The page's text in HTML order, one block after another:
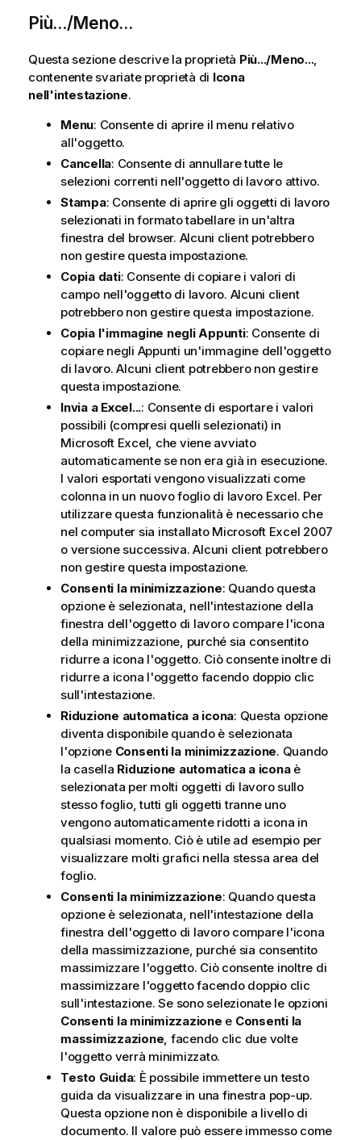
Più.../Meno...
Questa sezione descrive la proprietà Più.../Meno...,
contenente svariate proprietà di Icona
nell'intestazione.
Menu: Consente di aprire il menu relativo
all'oggetto.
Cancella: Consente di annullare tutte le
selezioni correnti nell'oggetto di lavoro attivo.
Stampa: Consente di aprire gli oggetti di lavoro
selezionati in formato tabellare in un'altra
finestra del browser. Alcuni client potrebbero
non gestire questa impostazione.
Copia dati: Consente di copiare i valori di
campo nell'oggetto di lavoro. Alcuni client
potrebbero non gestire questa impostazione.
Copia l'immagine negli Appunti: Consente di
copiare negli Appunti un'immagine dell'oggetto
di lavoro. Alcuni client potrebbero non gestire
questa impostazione.
Invia a Excel...: Consente di esportare i valori
possibili (compresi quelli selezionati) in
Microsoft Excel, che viene avviato
automaticamente se non era già in esecuzione.
I valori esportati vengono visualizzati come
colonna in un nuovo foglio di lavoro Excel. Per
utilizzare questa funzionalità è necessario che
nel computer sia installato Microsoft Excel 2007
o versione successiva. Alcuni client potrebbero
non gestire questa impostazione.
Consenti la minimizzazione: Quando questa
opzione è selezionata, nell'intestazione della
finestra dell'oggetto di lavoro compare l'icona
della minimizzazione, purché sia consentito
ridurre a icona l'oggetto. Ciò consente inoltre di
ridurre a icona l'oggetto facendo doppio clic
sull'intestazione.
Riduzione automatica a icona: Questa opzione
diventa disponibile quando è selezionata
l'opzione Consenti la minimizzazione. Quando
la casella Riduzione automatica a iconaè
selezionata per molti oggetti di lavoro sullo
stesso foglio, tutti gli oggetti tranne uno
vengono automaticamente ridotti a icona in
qualsiasi momento. Ciò è utile ad esempio per
visualizzare molti grafici nella stessa area del
foglio.
Consenti la minimizzazione: Quando questa
opzione è selezionata, nell'intestazione della
finestra dell'oggetto di lavoro compare l'icona
della massimizzazione, purché sia consentito
massimizzare l'oggetto. Ciò consente inoltre di
massimizzare l'oggetto facendo doppio clic
sull'intestazione. Se sono selezionate le opzioni
Consenti la minimizzazione e Consenti la
massimizzazione, facendo clic due volte
l'oggetto verrà minimizzato.
Testo Guida: È possibile immettere un testo
guida da visualizzare in una finestra pop-up.
Questa opzione non è disponibile a livello di
documento. Il valore può essere immesso come